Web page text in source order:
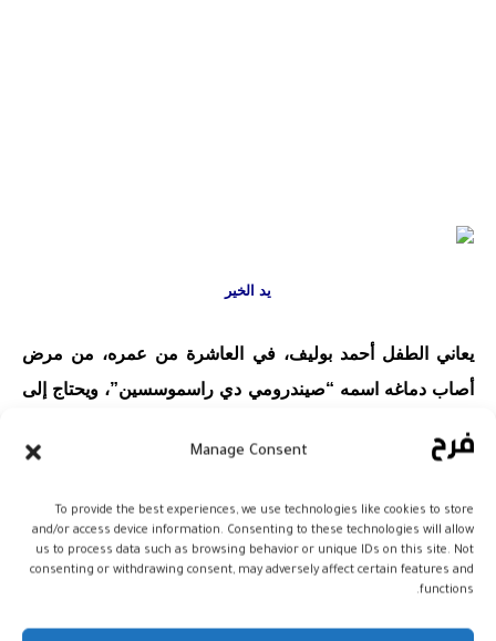
Manage Consent
To provide the best experiences, we use technologies like cookies to store
and/or access device information. Consenting to these technologies will allow
us to process data such as browsing behavior or unique IDs on this site. Not
consenting or withdrawing consent, may adversely affect certain features and
functions.
يد الخير
يعاني الطفل أحمد بوليف، في العاشرة من عمره، من مرض
أصاب دماغه اسمه “صيندرومي دي راسموسسين”، ويحتاج إلى
مليون سنتيم مصاريف ترويض لمدة ستة أشهر، في حالة قدر له
نصف دماغه عن القيام بمهامه كحل صحي وحيد.
ورغم مجهودات والدي أحمد وتضحيات أفراد عائلته فإن جميع
الإمكانات المتوفرة لديهم جميعا تم استنفاذها، والعملية الجراحية